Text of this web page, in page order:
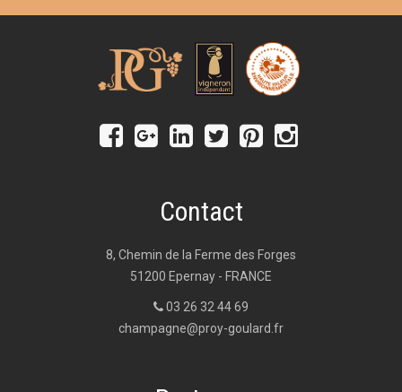
Contact
8, Chemin de la Ferme des Forges
51200 Epernay - FRANCE
03 26 32 44 69
champagne@proy-goulard.fr